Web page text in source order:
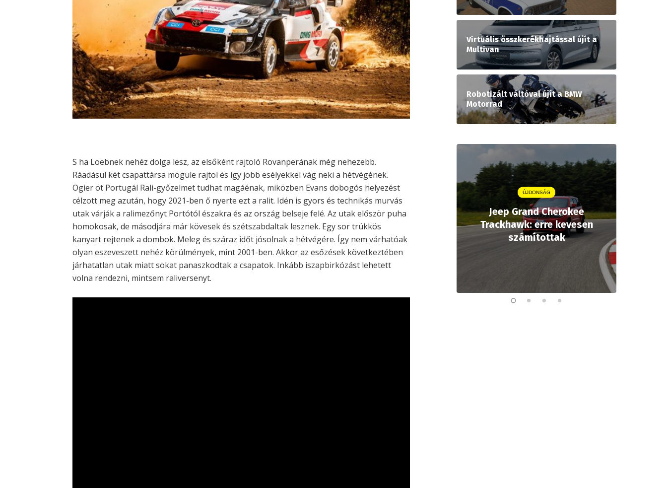
S ha Loebnek nehéz dolga lesz, az elsőként rajtoló Rovanperának még nehezebb.
Ráadásul két csapattársa mögüle rajtol és így jobb esélyekkel vág neki a hétvégének.
Ogier öt Portugál Rali-győzelmet tudhat magáénak, miközben Evans dobogós helyezést
célzott meg azután, hogy 2021-ben ő nyerte ezt a ralit. Idén is gyors és technikás murvás
utak várják a ralimezőnyt Portótól északra és az ország belseje felé. Az utak először puha
homokosak, de másodjára már kövesek és szétszabdaltak lesznek. Egy sor trükkös
kanyart rejtenek a dombok. Meleg és száraz időt jósolnak a hétvégére. Így nem várhatóak
olyan eszeveszett nehéz körülmények, mint 2001-ben. Akkor az esőzések következtében
járhatatlan utak miatt sokat panaszkodtak a csapatok. Inkább iszapbirkózást lehetett
volna rendezni, mintsem raliversenyt.
Virtuális összkerékhajtással újít a
Multivan
Robotizált váltóval újít a BMW
Motorrad
ÚJDONSÁG
Jeep Grand Cherokee
Trackhawk: erre kevesen
számítottak